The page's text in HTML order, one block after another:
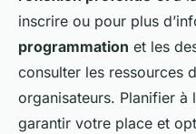
inscrire ou pour plus
programmation et les
consulter les ressources
organisateurs. Planifier à
garantir votre place et